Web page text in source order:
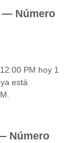
— Número
PM hoy 1
está
Número